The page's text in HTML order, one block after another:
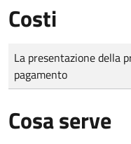
Costi
Tipo di pagamento
Importo
La presentazione della
pagamento
Cosa serve